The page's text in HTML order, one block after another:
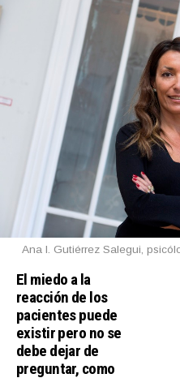
Ana I. Gutiérrez Salegui,
El miedo a la
reacción de los
pacientes puede
existir pero no se
debe dejar de
preguntar, como